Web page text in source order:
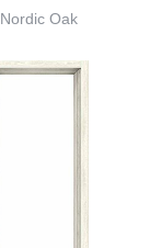
Nordic Oak